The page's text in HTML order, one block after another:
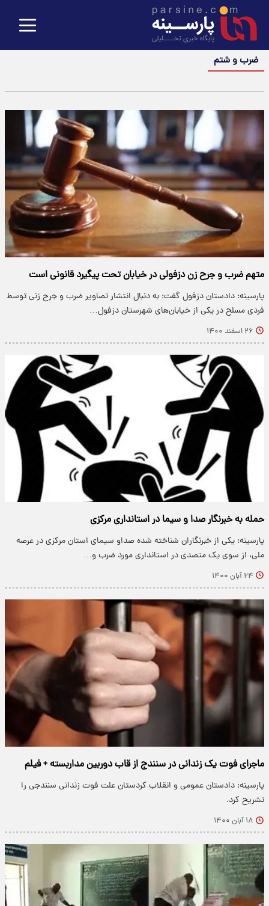
ضرب و شتم
متهم ضرب و جرح زن دزفولی در خیابان تحت پیگیرد قانونی است
پارسینه: دادستان دزفول گفت: به دنبال انتشار تصاویر ضرب و جرح زنی توسط
فردی مسلح در یکی از خیابان‌های شهرستان دزفول…
۲۶ اسفند ۱۴۰۰
حمله به خبرنگار صدا و سیما در استانداری مرکزی
پارسینه: یکی از خبرنگاران شناخته شده صداو سیمای استان مرکزی در عرصه
ملی، از سوی یک متصدی در استانداری مورد ضرب و…
۲۴ آبان ۱۴۰۰
ماجرای فوت یک زندانی در سنندج از قاب دوربین مداربسته + فیلم
پارسینه: دادستان عمومی و انقلاب کردستان علت فوت زندانی سنندجی را
تشریح کرد.
۱۸ آبان ۱۴۰۰